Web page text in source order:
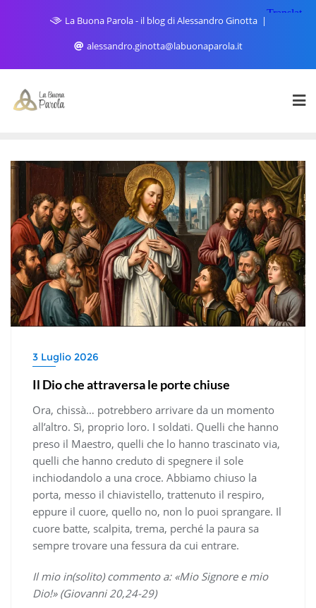
La Buona Parola - il blog di Alessandro Ginotta
alessandro.ginotta@labuonaparola.it
3 Luglio 2026
Il Dio che attraversa le porte chiuse
Ora, chissà… potrebbero arrivare da un momento
all’altro. Sì, proprio loro. I soldati. Quelli che hanno
preso il Maestro, quelli che lo hanno trascinato via,
quelli che hanno creduto di spegnere il sole
inchiodandolo a una croce. Abbiamo chiuso la
porta, messo il chiavistello, trattenuto il respiro,
eppure il cuore, quello no, non lo puoi sprangare. Il
cuore batte, scalpita, trema, perché la paura sa
sempre trovare una fessura da cui entrare.
Il mio in(solito) commento a: «Mio Signore e mio
Dio!» (Giovanni 20,24-29)